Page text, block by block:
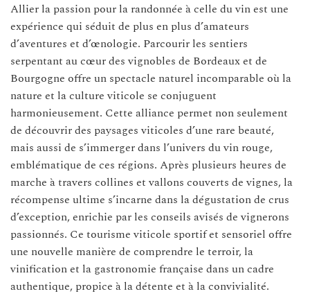
Allier la passion pour la randonnée à celle du vin est une
expérience qui séduit de plus en plus d’amateurs
d’aventures et d’œnologie. Parcourir les sentiers
serpentant au cœur des vignobles de Bordeaux et de
Bourgogne offre un spectacle naturel incomparable où la
nature et la culture viticole se conjuguent
harmonieusement. Cette alliance permet non seulement
de découvrir des paysages viticoles d’une rare beauté,
mais aussi de s’immerger dans l’univers du vin rouge,
emblématique de ces régions. Après plusieurs heures de
marche à travers collines et vallons couverts de vignes, la
récompense ultime s’incarne dans la dégustation de crus
d’exception, enrichie par les conseils avisés de vignerons
passionnés. Ce tourisme viticole sportif et sensoriel offre
une nouvelle manière de comprendre le terroir, la
vinification et la gastronomie française dans un cadre
authentique, propice à la détente et à la convivialité.